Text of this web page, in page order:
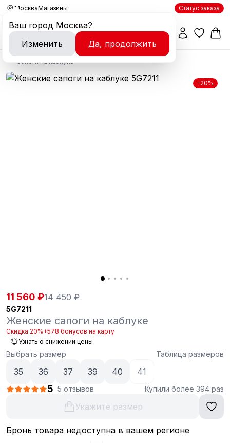
Москва
Ваш город Москва?
Изменить
Да, продолжить
Магазины Статус заказа
Сапоги на каблуке
-20%
11 560 ₽14 450 ₽
5G7211
Женские сапоги на каблуке
Скидка 20%+578 бонусов на карту
Узнать о снижении цены
Выбрать размер Таблица размеров
35 36 37 39 40 41
5 5 отзывов Купили более 394 раз
Укажите размер
Бронь товара недоступна в вашем регионе